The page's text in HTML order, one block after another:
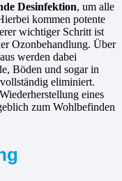
Desinfektion, um alle
kommen potente
wichtiger Schritt ist
Ozonbehandlung. Über
werden dabei
Böden und sogar in
eliminiert.
eines
zum Wohlbefinden